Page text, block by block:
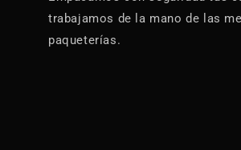
trabajamos de la mano de las
paqueterías.